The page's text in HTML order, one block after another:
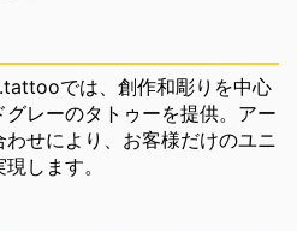
では、創作和彫りを中心
レーのタトゥーを提供。アー
せにより、お客様だけのユニ
します。